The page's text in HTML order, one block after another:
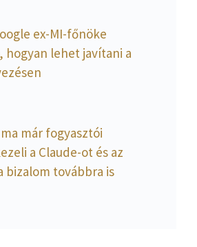
ex-MI-főnöke
hogyan lehet javítani a
már fogyasztói
a Claude-ot és az
bizalom továbbra is